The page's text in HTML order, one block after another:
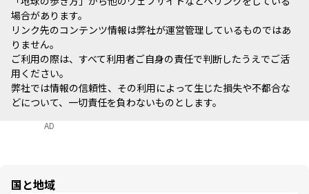
場合があります。
リンク先のコンテンツ情報は弊社が運営管理しているものではあ
りません。
ご利用の際は、すべて利用者ご自身の責任で判断したうえでご活
用ください。
弊社では情報の信頼性、その利用によって生じた損失や不都合な
どについて、一切責任を負わないものとします。
AD
国と地域